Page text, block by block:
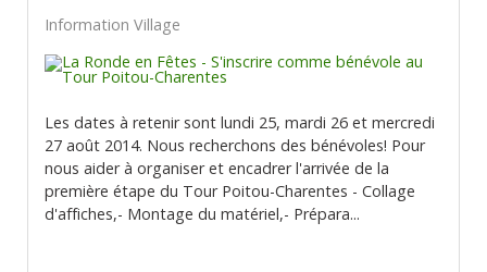
Information Village
Les dates à retenir sont lundi 25, mardi 26 et mercredi
27 août 2014. Nous recherchons des bénévoles! Pour
nous aider à organiser et encadrer l'arrivée de la
première étape du Tour Poitou-Charentes - Collage
d'affiches,- Montage du matériel,- Prépara...